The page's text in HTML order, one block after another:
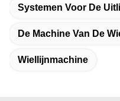
Systemen Voor De
De Machine Van De
Wiellijnmachine